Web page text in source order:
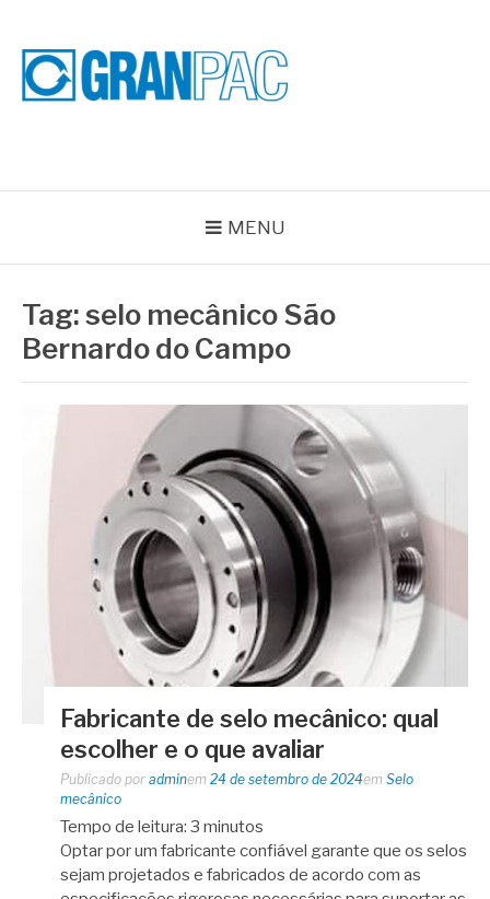
conteúdo
MENU
Tag:selo mecânico São
Bernardo do Campo
Fabricante de selo mecânico: qual
escolher e o que avaliar
Publicado por adminem 24 de setembro de 2024em Selo
mecânico
Tempo de leitura: 3 minutos
Optar por um fabricante confiável garante que os selos
sejam projetados e fabricados de acordo com as